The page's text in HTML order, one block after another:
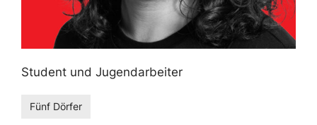
Student und Jugendarbeiter
Fünf Dörfer